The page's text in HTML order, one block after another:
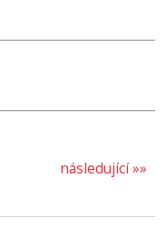
následující »»